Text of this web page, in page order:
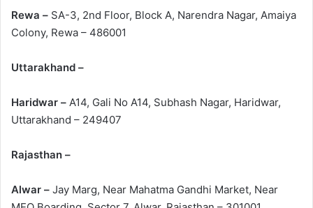
Rewa – SA-3, 2nd Floor, Block A, Narendra Nagar, Amaiya
Colony, Rewa – 486001
Uttarakhand –
Haridwar – A14, Gali No A14, Subhash Nagar, Haridwar,
Uttarakhand – 249407
Rajasthan –
Alwar – Jay Marg, Near Mahatma Gandhi Market, Near